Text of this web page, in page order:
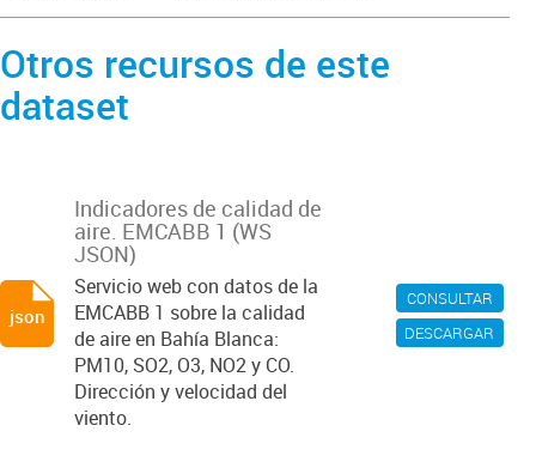
Otros recursos de este
dataset
CONSULTAR
DESCARGAR
Indicadores de calidad de
aire. EMCABB 1 (WS
JSON)
Servicio web con datos de la
EMCABB 1 sobre la calidad
de aire en Bahía Blanca:
PM10, SO2, O3, NO2 y CO.
Dirección y velocidad del
viento.
json